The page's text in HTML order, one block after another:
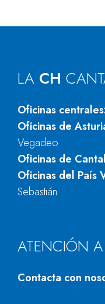
LA CH
Oficinas
Oficinas de
Vegadeo
Oficinas de
Oficinas del País
Sebastián
ATENCIÓN
Contacta con